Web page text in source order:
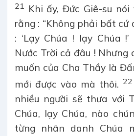
21
Khi ấy, Đức Giê-su
rằng : “Không phải bất
: ‘Lạy Chúa ! lạy Chúa
Nước Trời cả đâu !
muốn của Cha Thầy là
mới được vào mà thôi. 22
nhiều người sẽ thưa với
Chúa, lạy Chúa, nào
từng nhân danh Chúa